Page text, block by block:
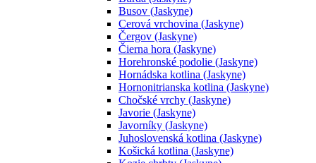
Busov (Jaskyne)
Cerová vrchovina (Jaskyne)
Čergov (Jaskyne)
Čierna hora (Jaskyne)
Horehronské podolie (Jaskyne)
Hornádska kotlina (Jaskyne)
Hornonitrianska kotlina (Jaskyne)
Chočské vrchy (Jaskyne)
Javorie (Jaskyne)
Javorníky (Jaskyne)
Juhoslovenská kotlina (Jaskyne)
Košická kotlina (Jaskyne)